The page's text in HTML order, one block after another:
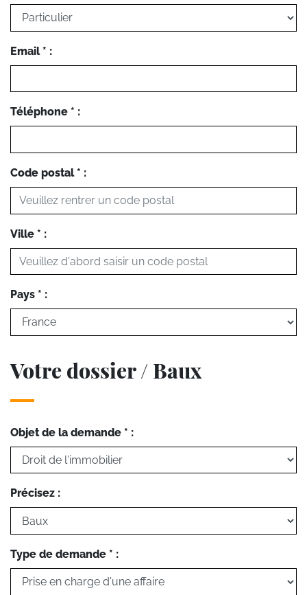
Email * :
Téléphone * :
Code postal * :
Ville * :
Pays * :
Votre dossier / Baux
Objet de la demande * :
Précisez :
Type de demande * :